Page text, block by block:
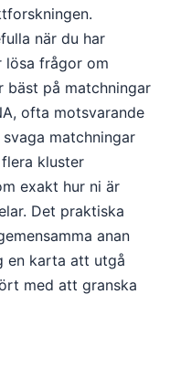
när du har
lösa frågor om
bäst på matchningar
ofta motsvarande
matchningar
kluster
exakt hur ni är
Det praktiska
anan
en karta att utgå
med att granska